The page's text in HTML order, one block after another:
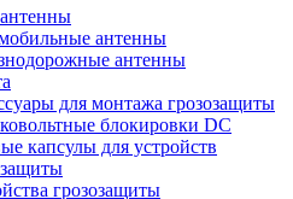
антенны
антенны
для монтажа грозозащиты
блокировки DC
капсулы для устройств
грозозащиты